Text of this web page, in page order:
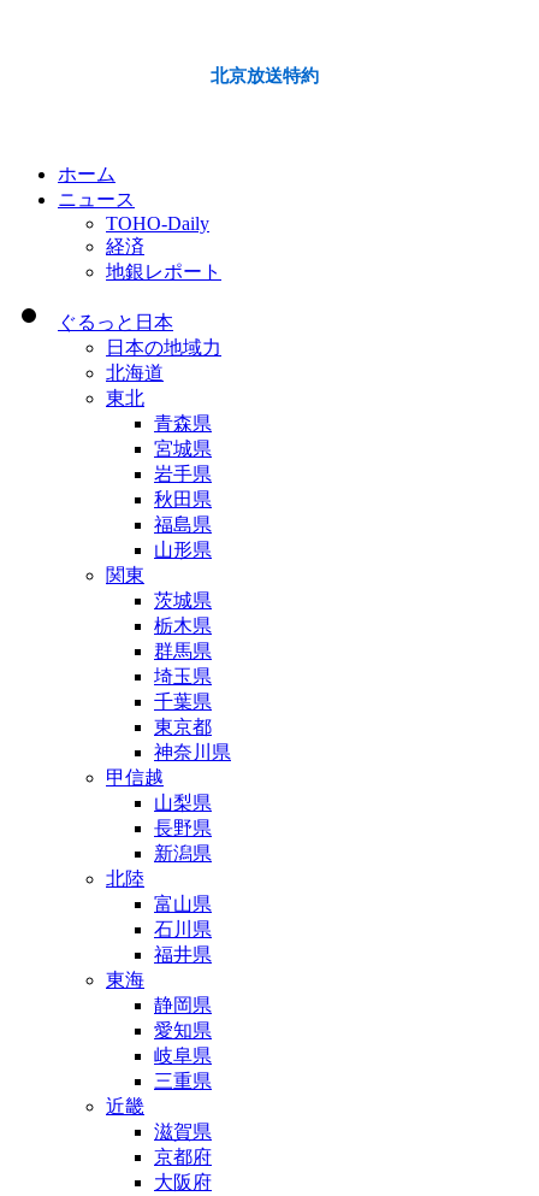
北京放送特約
ホーム
ニュース
TOHO-Daily
経済
地銀レポート
ぐるっと日本
日本の地域力
北海道
東北
青森県
宮城県
岩手県
秋田県
福島県
山形県
関東
茨城県
栃木県
群馬県
埼玉県
千葉県
東京都
神奈川県
甲信越
山梨県
長野県
新潟県
北陸
富山県
石川県
福井県
東海
静岡県
愛知県
岐阜県
三重県
近畿
滋賀県
京都府
大阪府